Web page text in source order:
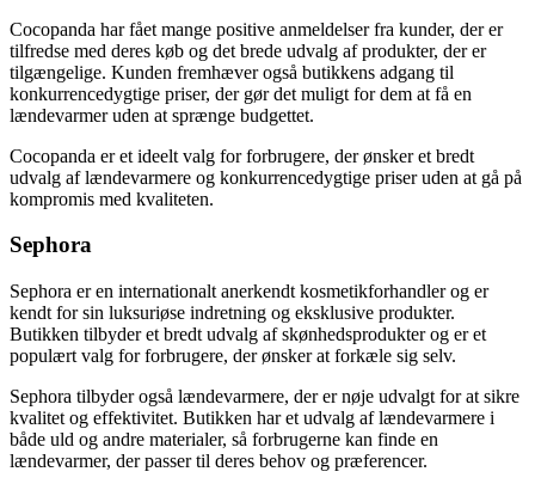
Cocopanda har fået mange positive anmeldelser fra kunder, der er
tilfredse med deres køb og det brede udvalg af produkter, der er
tilgængelige. Kunden fremhæver også butikkens adgang til
konkurrencedygtige priser, der gør det muligt for dem at få en
lændevarmer uden at sprænge budgettet.
Cocopanda er et ideelt valg for forbrugere, der ønsker et bredt
udvalg af lændevarmere og konkurrencedygtige priser uden at gå på
kompromis med kvaliteten.
Sephora
Sephora er en internationalt anerkendt kosmetikforhandler og er
kendt for sin luksuriøse indretning og eksklusive produkter.
Butikken tilbyder et bredt udvalg af skønhedsprodukter og er et
populært valg for forbrugere, der ønsker at forkæle sig selv.
Sephora tilbyder også lændevarmere, der er nøje udvalgt for at sikre
kvalitet og effektivitet. Butikken har et udvalg af lændevarmere i
både uld og andre materialer, så forbrugerne kan finde en
lændevarmer, der passer til deres behov og præferencer.